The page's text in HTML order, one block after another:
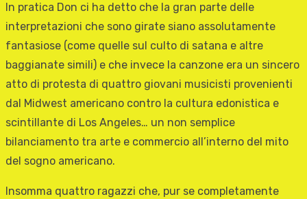
In pratica Don ci ha detto che la gran parte delle
interpretazioni che sono girate siano assolutamente
fantasiose (come quelle sul culto di satana e altre
baggianate simili) e che invece la canzone era un sincero
atto di protesta di quattro giovani musicisti provenienti
dal Midwest americano contro la cultura edonistica e
scintillante di Los Angeles… un non semplice
bilanciamento tra arte e commercio all’interno del mito
del sogno americano.
Insomma quattro ragazzi che, pur se completamente